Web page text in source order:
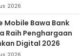
2026
Mobile Bawa Bank
Raih Penghargaan
Digital 2026